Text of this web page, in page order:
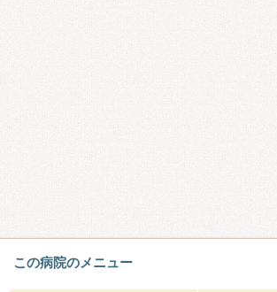
この病院のメニュー